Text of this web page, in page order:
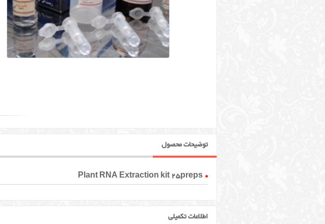
توضیحات محصول
Plant RNA Extraction kit 25preps
اطلاعات تکمیلی